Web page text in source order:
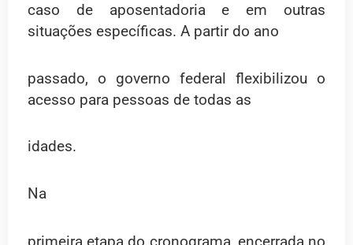
caso de aposentadoria e em outras
situações específicas. A partir do ano
passado, o governo federal flexibilizou o
acesso para pessoas de todas as
idades.
Na
primeira etapa do cronograma, encerrada no